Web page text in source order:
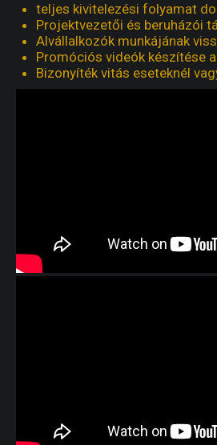
teljes kivitelezési folyamat
Projektvezetői és beruházói
Alvállalkozók munkájának
Promóciós videók készítése
Bizonyíték vitás eseteknél